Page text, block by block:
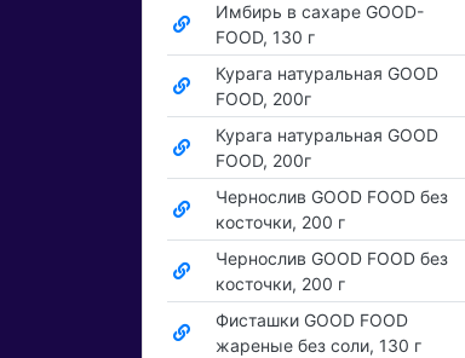
Имбирь в сахаре GOOD-
FOOD, 130 г
Курага натуральная GOOD
FOOD, 200г
Курага натуральная GOOD
FOOD, 200г
Чернослив GOOD FOOD без
косточки, 200 г
Чернослив GOOD FOOD без
косточки, 200 г
Фисташки GOOD FOOD
жареные без соли, 130 г